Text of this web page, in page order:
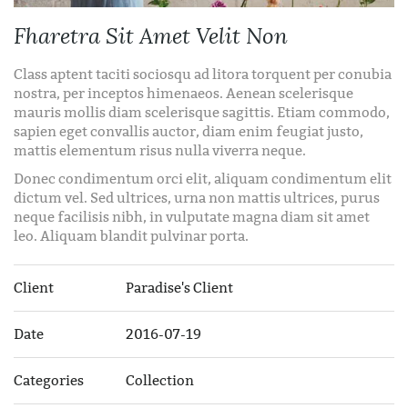
Fharetra Sit Amet Velit Non
Class aptent taciti sociosqu ad litora torquent per conubia
nostra, per inceptos himenaeos. Aenean scelerisque
mauris mollis diam scelerisque sagittis. Etiam commodo,
sapien eget convallis auctor, diam enim feugiat justo,
mattis elementum risus nulla viverra neque.
Donec condimentum orci elit, aliquam condimentum elit
dictum vel. Sed ultrices, urna non mattis ultrices, purus
neque facilisis nibh, in vulputate magna diam sit amet
leo. Aliquam blandit pulvinar porta.
Client Paradise's Client
Date 2016-07-19
Categories Collection